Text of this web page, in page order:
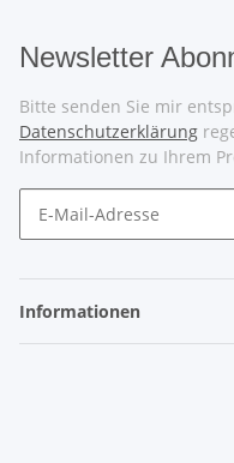
Newsletter
Bitte senden Sie mir
Datenschutzerklärung
Informationen zu Ihrem
Informationen